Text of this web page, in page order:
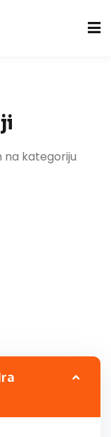
na kategoriju